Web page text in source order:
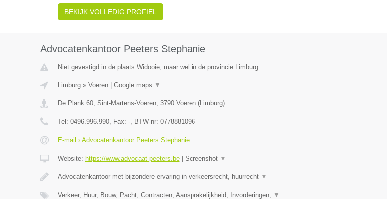
BEKIJK VOLLEDIG PROFIEL
Advocatenkantoor Peeters Stephanie
Niet gevestigd in de plaats Widooie, maar wel in de provincie Limburg.
Limburg» Voeren| Google maps ▼
De Plank 60, Sint-Martens-Voeren, 3790 Voeren(Limburg)
Tel: 0496.996.990, Fax: -, BTW-nr: 0778881096
E-mail › Advocatenkantoor Peeters Stephanie
Website: https://www.advocaat-peeters.be| Screenshot ▼
Advocatenkantoor met bijzondere ervaring in verkeersrecht, huurrecht ▼
Verkeer, Huur, Bouw, Pacht, Contracten, Aansprakelijkheid, Invorderingen, ▼